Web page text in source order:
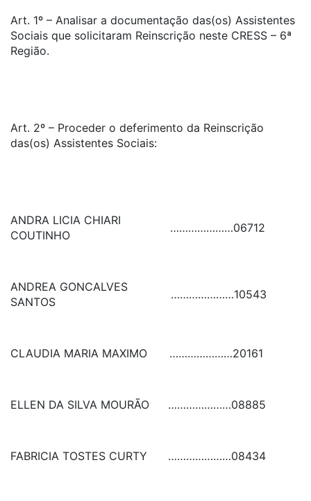
Art. 1º – Analisar a documentação das(os) Assistentes
Sociais que solicitaram Reinscrição neste CRESS – 6ª
Região.
Art. 2º – Proceder o deferimento da Reinscrição
das(os) Assistentes Sociais:
ANDRA LICIA CHIARI
COUTINHO
…………………06712
ANDREA GONCALVES
SANTOS
…………………10543
CLAUDIA MARIA MAXIMO …………………20161
ELLEN DA SILVA MOURÃO …………………08885
FABRICIA TOSTES CURTY …………………08434